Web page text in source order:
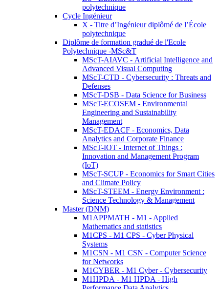
polytechnique
Cycle Ingénieur
X - Titre d’Ingénieur diplômé de l’École
polytechnique
Diplôme de formation gradué de l'Ecole
Polytechnique -MSc&T
MScT-AIAVC - Artificial Intelligence and
Advanced Visual Computing
MScT-CTD - Cybersecurity : Threats and
Defenses
MScT-DSB - Data Science for Business
MScT-ECOSEM - Environmental
Engineering and Sustainability
Management
MScT-EDACF - Economics, Data
Analytics and Corporate Finance
MScT-IOT - Internet of Things :
Innovation and Management Program
(IoT)
MScT-SCUP - Economics for Smart Cities
and Climate Policy
MScT-STEEM - Energy Environment :
Science Technology & Management
Master (DNM)
M1APPMATH - M1 - Applied
Mathematics and statistics
M1CPS - M1 CPS - Cyber Physical
Systems
M1CSN - M1 CSN - Computer Science
for Networks
M1CYBER - M1 Cyber - Cybersecurity
M1HPDA - M1 HPDA - High